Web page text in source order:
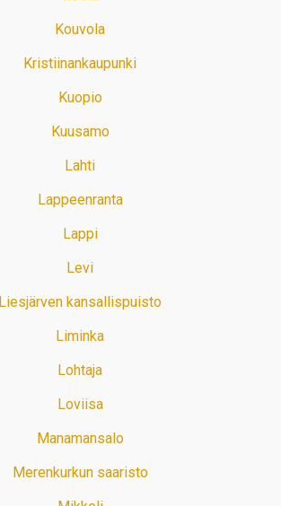
Kouvola
Kristiinankaupunki
Kuopio
Kuusamo
Lahti
Lappeenranta
Lappi
Levi
Liesjärven kansallispuisto
Liminka
Lohtaja
Loviisa
Manamansalo
Merenkurkun saaristo